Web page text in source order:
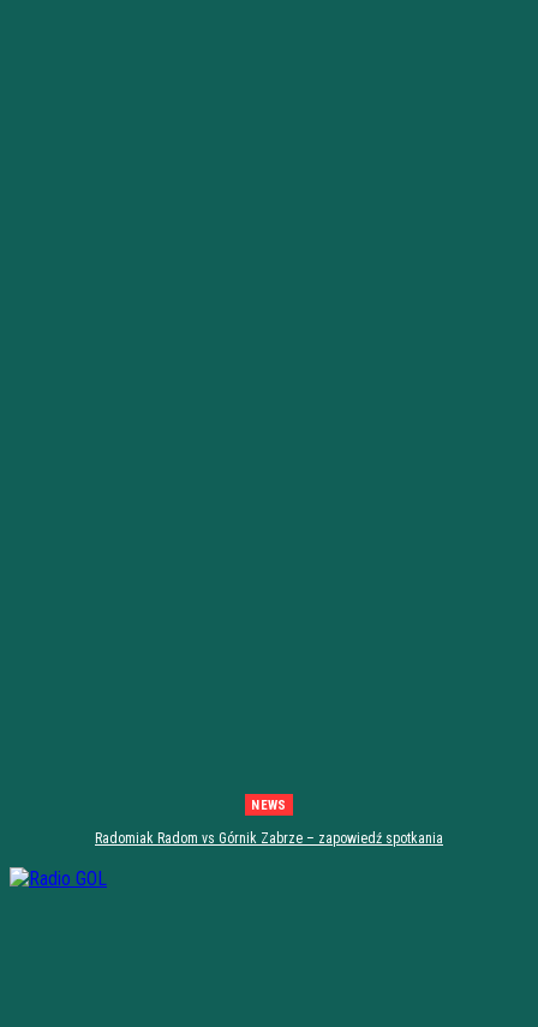
NEWS
Radomiak Radom vs Górnik Zabrze – zapowiedź spotkania